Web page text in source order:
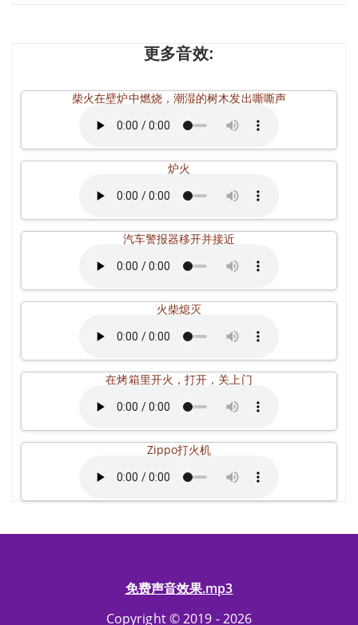
更多音效:
柴火在壁炉中燃烧，潮湿的树木发出嘶嘶声
炉火
汽车警报器移开并接近
火柴熄灭
在烤箱里开火，打开，关上门
Zippo打火机
免费声音效果.mp3
Copyright © 2019 - 2026